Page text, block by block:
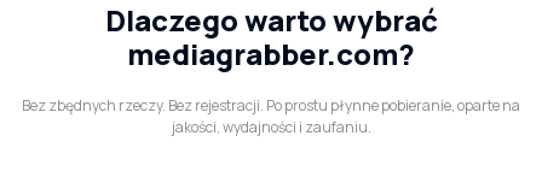
Dlaczego warto wybrać
mediagrabber.com?
Bez zbędnych rzeczy. Bez rejestracji. Po prostu płynne pobieranie, oparte na
jakości, wydajności i zaufaniu.